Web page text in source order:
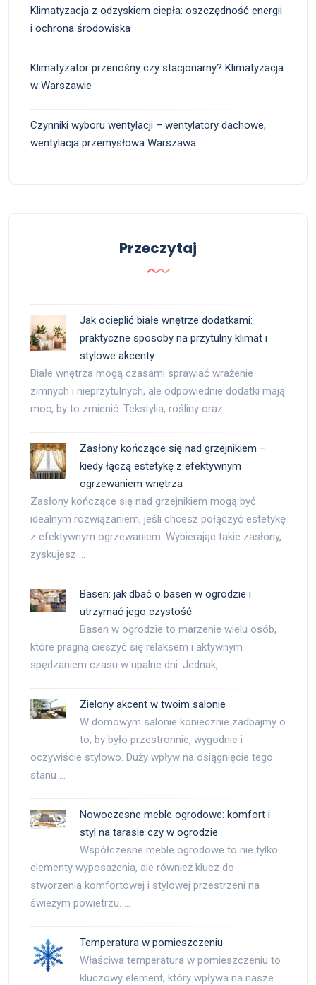
Klimatyzacja z odzyskiem ciepła: oszczędność energii
i ochrona środowiska
Klimatyzator przenośny czy stacjonarny? Klimatyzacja
w Warszawie
Czynniki wyboru wentylacji – wentylatory dachowe,
wentylacja przemysłowa Warszawa
Przeczytaj
Jak ocieplić białe wnętrze dodatkami:
praktyczne sposoby na przytulny klimat i
stylowe akcenty
Białe wnętrza mogą czasami sprawiać wrażenie
zimnych i nieprzytulnych, ale odpowiednie dodatki mają
moc, by to zmienić. Tekstylia, rośliny oraz …
Zasłony kończące się nad grzejnikiem –
kiedy łączą estetykę z efektywnym
ogrzewaniem wnętrza
Zasłony kończące się nad grzejnikiem mogą być
idealnym rozwiązaniem, jeśli chcesz połączyć estetykę
z efektywnym ogrzewaniem. Wybierając takie zasłony,
zyskujesz …
Basen: jak dbać o basen w ogrodzie i
utrzymać jego czystość
Basen w ogrodzie to marzenie wielu osób,
które pragną cieszyć się relaksem i aktywnym
spędzaniem czasu w upalne dni. Jednak, …
Zielony akcent w twoim salonie
W domowym salonie koniecznie zadbajmy o
to, by było przestronnie, wygodnie i
oczywiście stylowo. Duży wpływ na osiągnięcie tego
stanu …
Nowoczesne meble ogrodowe: komfort i
styl na tarasie czy w ogrodzie
Współczesne meble ogrodowe to nie tylko
elementy wyposażenia, ale również klucz do
stworzenia komfortowej i stylowej przestrzeni na
świeżym powietrzu. …
Temperatura w pomieszczeniu
Właściwa temperatura w pomieszczeniu to
kluczowy element, który wpływa na nasze